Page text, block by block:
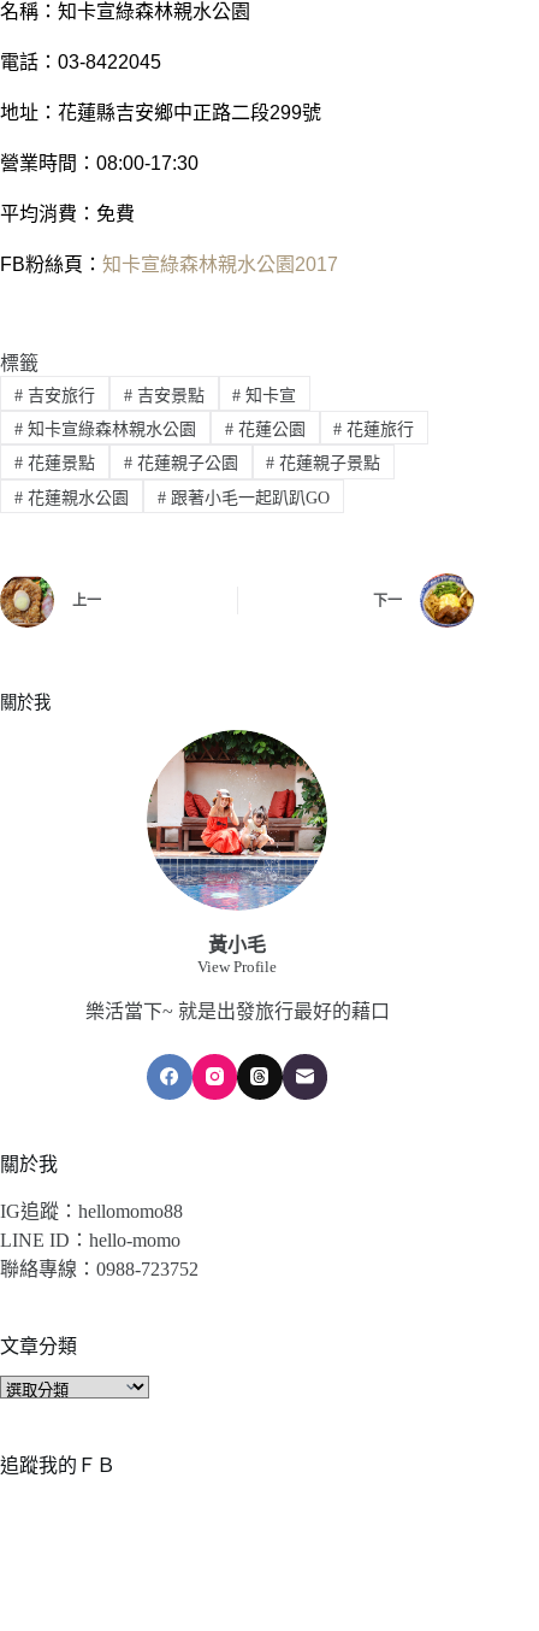
名稱：知卡宣綠森林親水公園
電話：03-8422045
地址：花蓮縣吉安鄉中正路二段299號
營業時間：08:00-17:30
平均消費：免費
FB粉絲頁： 知卡宣綠森林親水公園2017
標籤
#吉安旅行 #吉安景點 # 知卡宣
#知卡宣綠森林親水公園 #花蓮公園 # 花蓮旅行
#花蓮景點 #花蓮親子公園 # 花蓮親子景點
#花蓮親水公園 #跟著小毛一起趴趴GO
上一 下一
關於我
黃小毛
View Profile
樂活當下~ 就是出發旅行最好的藉口
關於我
IG追蹤：hellomomo88
LINE ID：hello-momo
聯絡專線：0988-723752
文章分類
文
類
追蹤我的ＦＢ